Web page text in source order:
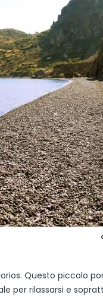
Questo piccolo
per rilassarsi e